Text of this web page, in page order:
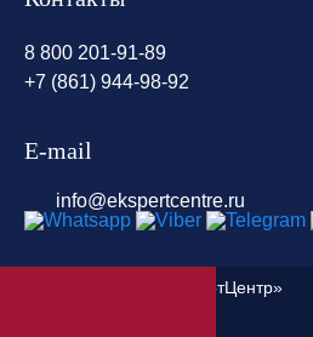
8 800 201-91-89
+7 (861) 944-98-92
E-mail
info@ekspertcentre.ru
2010 — 2026 «ЭкспертЦентр»